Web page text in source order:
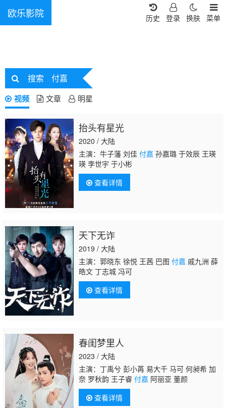
欧乐影院 菜单
换肤
登录
历史
搜索 付嘉
视频 文章 明星
抬头有星光
2020 / 大陆
主演：牛子藩 刘佳 付嘉孙嘉璐 于效辰 王瑛
瑛 李世宇 于小彬
查看详情
天下无诈
2019 / 大陆
主演：郭晓东 徐悦 王茜 巴图 付嘉戚九洲 薛
皓文 丁志城 冯可
查看详情
春闺梦里人
2023 / 大陆
主演：丁禹兮 彭小苒 易大千 马可 何昶希 加
奈 罗秋韵 王子睿 付嘉阿丽亚 董颜
查看详情